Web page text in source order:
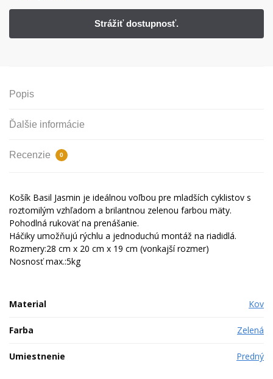
Popis
Ďalšie informácie
Recenzie 0
Košík Basil Jasmin je ideálnou voľbou pre mladších cyklistov s
roztomilým vzhľadom a brilantnou zelenou farbou mäty.
Pohodlná rukoväť na prenášanie.
Háčiky umožňujú rýchlu a jednoduchú montáž na riadidlá.
Rozmery:28 cm x 20 cm x 19 cm (vonkajší rozmer)
Nosnosť max.:5kg
Material Kov
Farba Zelená
Umiestnenie Predný